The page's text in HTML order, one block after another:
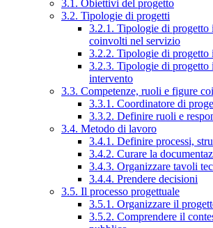
3.1. Obiettivi del progetto
3.2. Tipologie di progetti
3.2.1. Tipologie di progetto
coinvolti nel servizio
3.2.2. Tipologie di progetto
3.2.3. Tipologie di progetto
intervento
3.3. Competenze, ruoli e figure
3.3.1. Coordinatore di
3.3.2. Definire ruoli e
3.4. Metodo di lavoro
3.4.1. Definire processi,
3.4.2. Curare la
3.4.3. Organizzare tavoli
3.4.4. Prendere decisioni
3.5. Il processo progettuale
3.5.1. Organizzare il
3.5.2. Comprendere il